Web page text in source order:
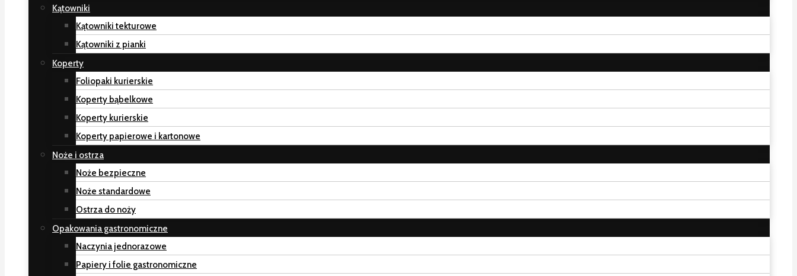
Kątowniki
Kątowniki tekturowe
Kątowniki z pianki
Koperty
Foliopaki kurierskie
Koperty bąbelkowe
Koperty kurierskie
Koperty papierowe i kartonowe
Noże i ostrza
Noże bezpieczne
Noże standardowe
Ostrza do noży
Opakowania gastronomiczne
Naczynia jednorazowe
Papiery i folie gastronomiczne